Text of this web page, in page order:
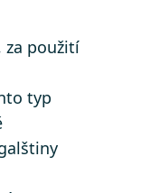
za použití
typ